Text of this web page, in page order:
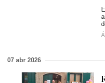
07 abr 2026